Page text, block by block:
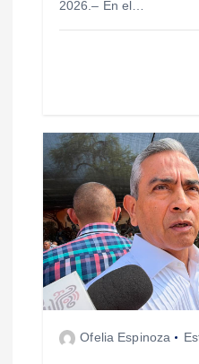
s
2026.– En el…
Ofelia Espinoza